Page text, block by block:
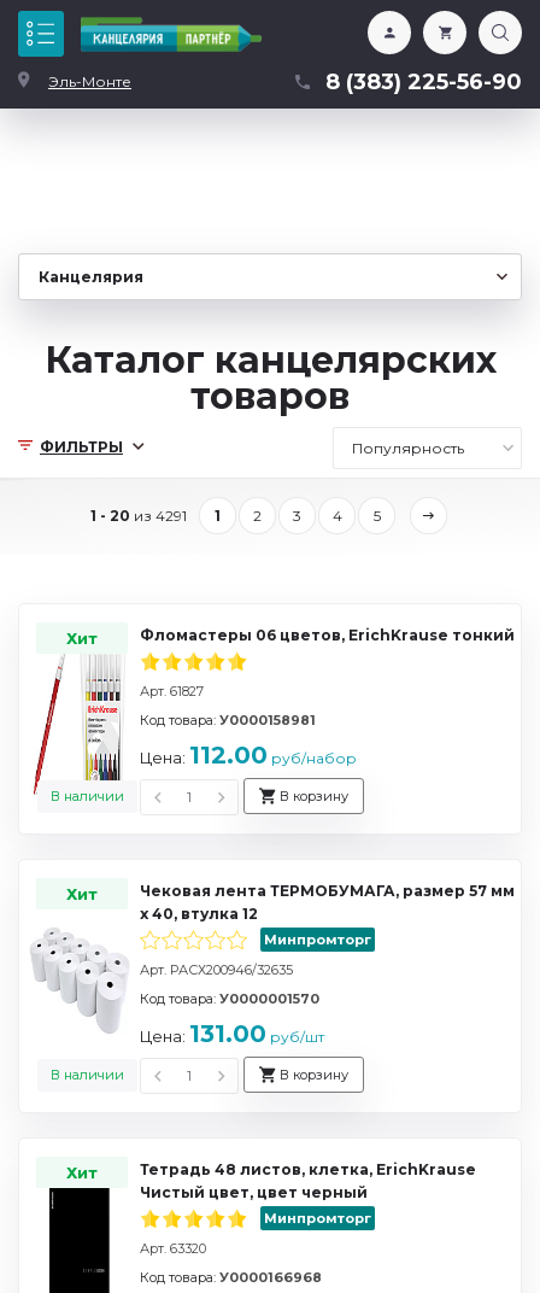
Эль-Монте 8 (383) 225-56-90
Каталог
ФИЛЬТРЫ
Каталог канцелярских
товаров
1 - 20 из 4291 1 2 3 4 5
Хит Фломастеры 06 цветов, ErichKrause тонкий
Арт. 61827
В наличии
Код товара: У0000158981
Цена: 112.00 руб/набор
В корзину
Хит
Чековая лента ТЕРМОБУМАГА, размер 57 мм
х 40, втулка 12
Минпромторг
Арт. РАСХ200946/32635
В наличии
Код товара: У0000001570
Цена: 131.00 руб/шт
В корзину
Хит
Тетрадь 48 листов, клетка, ErichKrause
Чистый цвет, цвет черный
Минпромторг
Арт. 63320
Код товара: У0000166968